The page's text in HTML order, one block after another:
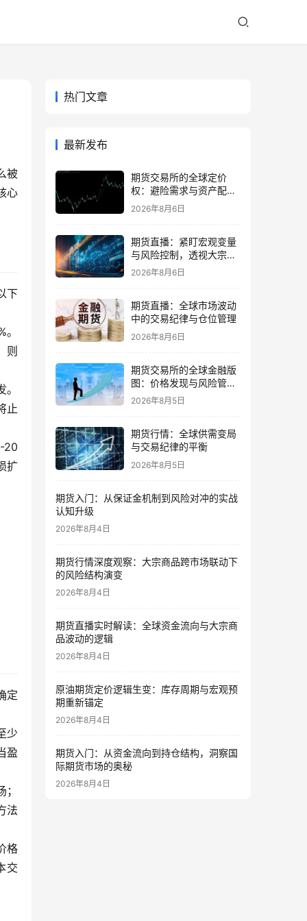
被
心
下
则
止
20
扩
定
少
盈
法
格
交
热门文章
最新发布
期货交易所的全球定价
权：避险需求与资产配置
再平衡
2026年8月6日
期货直播：紧盯宏观变量
与风险控制，透视大宗商
品波动逻辑
2026年8月6日
期货直播：全球市场波动
中的交易纪律与仓位管理
2026年8月6日
期货交易所的全球金融版
图：价格发现与风险管理
的核心
2026年8月5日
期货行情：全球供需变局
与交易纪律的平衡
2026年8月5日
期货入门：从保证金机制到风险对冲的实战
认知升级
2026年8月4日
期货行情深度观察：大宗商品跨市场联动下
的风险结构演变
2026年8月4日
期货直播实时解读：全球资金流向与大宗商
品波动的逻辑
2026年8月4日
原油期货定价逻辑生变：库存周期与宏观预
期重新锚定
2026年8月4日
期货入门：从资金流向到持仓结构，洞察国
际期货市场的奥秘
2026年8月4日